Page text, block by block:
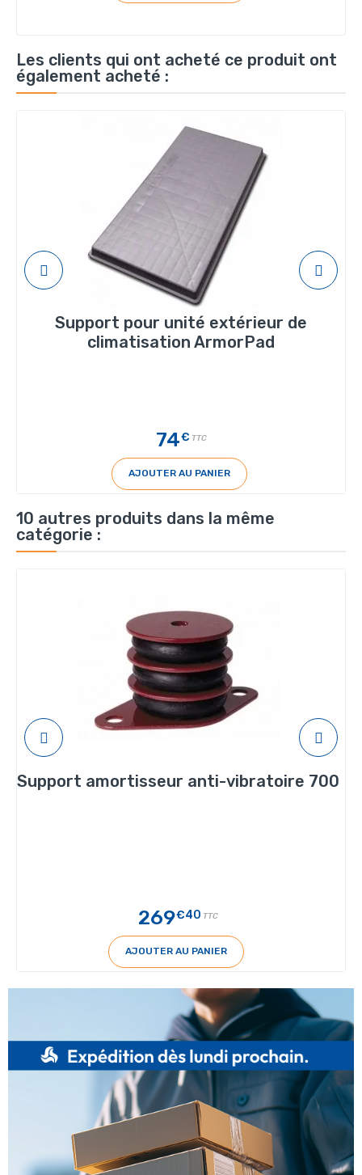
Les clients qui ont acheté ce produit ont
également acheté :
Support pour unité extérieur de
climatisation ArmorPad
74€ TTC
AJOUTER AU PANIER
10 autres produits dans la même
catégorie :
Support amortisseur anti-vibratoire 700
269€40 TTC
AJOUTER AU PANIER